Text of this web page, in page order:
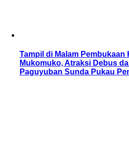
Tampil di Malam Pembukaan
Mukomuko, Atraksi Debus
Paguyuban Sunda Pukau